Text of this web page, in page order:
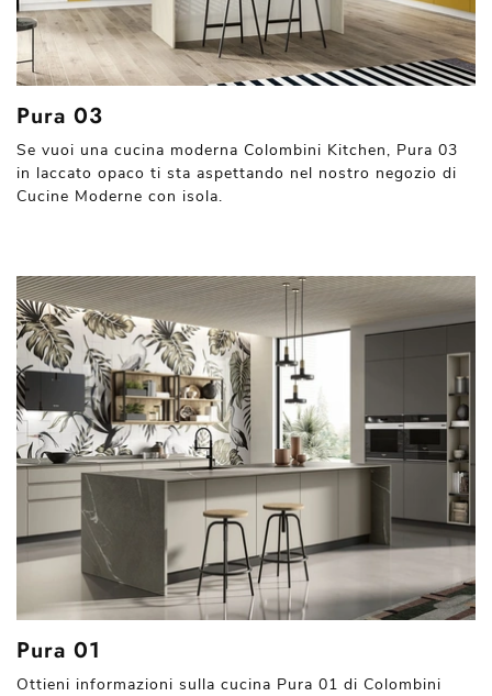
Pura 03
Se vuoi una cucina moderna Colombini Kitchen, Pura 03
in laccato opaco ti sta aspettando nel nostro negozio di
Cucine Moderne con isola.
Pura 01
Ottieni informazioni sulla cucina Pura 01 di Colombini